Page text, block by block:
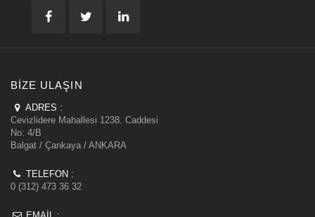
BIZE ULAŞIN
ADRES :
Cevizlidere Mahallesi 1238. Caddesi
No: 4/B
Balgat / Çankaya / ANKARA
TELEFON :
0 (312) 473 36 32